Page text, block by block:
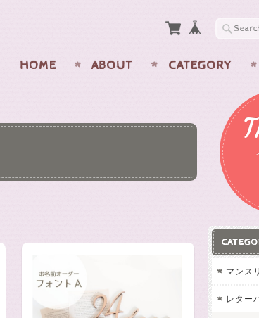
HOME ABOUT CATEGORY
イ
フ
マンス
レター